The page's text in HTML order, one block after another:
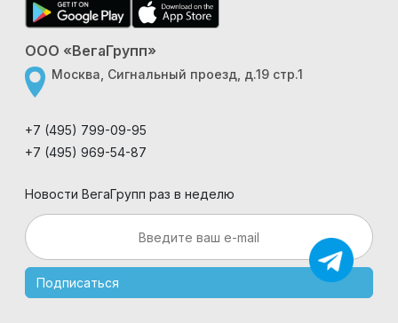
ООО «ВегаГрупп»
Москва, Сигнальный проезд, д.19 стр.1
+7 (495) 799-09-95
+7 (495) 969-54-87
Новости ВегаГрупп раз в неделю
Подписаться